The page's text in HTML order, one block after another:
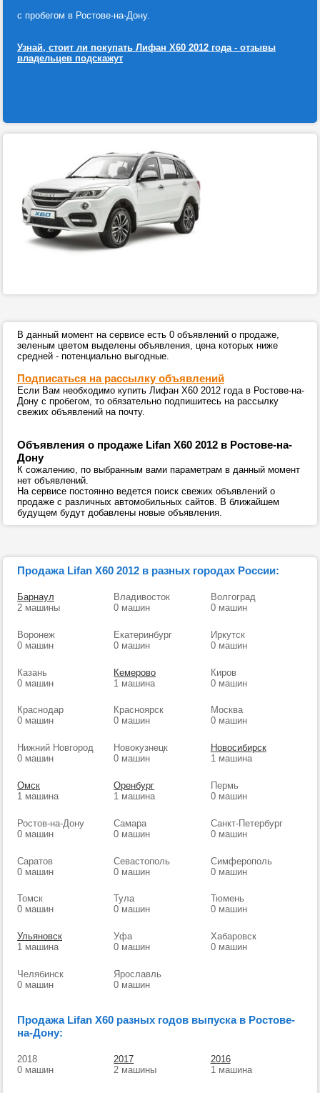
с пробегом в Ростове-на-Дону.
Узнай, стоит ли покупать Лифан Х60 2012 года - отзывы
владельцев подскажут
В данный момент на сервисе есть 0 объявлений о продаже,
зеленым цветом выделены объявления, цена которых ниже
средней - потенциально выгодные.
Подписаться на рассылку объявлений
Если Вам необходимо купить Лифан Х60 2012 года в Ростове-на-
Дону с пробегом, то обязательно подпишитесь на рассылку
свежих объявлений на почту.
Объявления о продаже Lifan X60 2012 в Ростове-на-
Дону
К сожалению, по выбранным вами параметрам в данный момент
нет объявлений.
На сервисе постоянно ведется поиск свежих объявлений о
продаже с различных автомобильных сайтов. В ближайшем
будущем будут добавлены новые объявления.
Продажа Lifan X60 2012 в разных городах России:
Барнаул
2 машины
Владивосток
0 машин
Волгоград
0 машин
Воронеж
0 машин
Екатеринбург
0 машин
Иркутск
0 машин
Казань
0 машин
Кемерово
1 машина
Киров
0 машин
Краснодар
0 машин
Красноярск
0 машин
Москва
0 машин
Нижний Новгород
0 машин
Новокузнецк
0 машин
Новосибирск
1 машина
Омск
1 машина
Оренбург
1 машина
Пермь
0 машин
Ростов-на-Дону
0 машин
Самара
0 машин
Санкт-Петербург
0 машин
Саратов
0 машин
Севастополь
0 машин
Симферополь
0 машин
Томск
0 машин
Тула
0 машин
Тюмень
0 машин
Ульяновск
1 машина
Уфа
0 машин
Хабаровск
0 машин
Челябинск
0 машин
Ярославль
0 машин
Продажа Lifan X60 разных годов выпуска в Ростове-
на-Дону:
2018
0 машин
2017
2 машины
2016
1 машина